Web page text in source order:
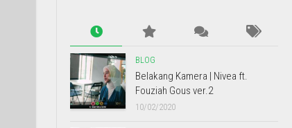
BLOG
Belakang Kamera | Nivea ft.
Fouziah Gous ver.2
10/02/2020